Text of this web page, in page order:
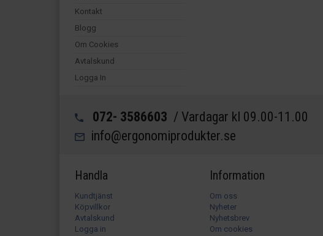
Kontakt
Blogg
Om Cookies
Avtalskund
Logga In
072- 3586603 / Vardagar kl 09.00-11.00
info@ergonomiprodukter.se
Handla
Kundtjänst
Köpvillkor
Avtalskund
Logga in
Information
Om oss
Nyheter
Nyhetsbrev
Om cookies